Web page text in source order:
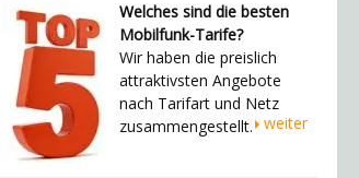
Welches sind die besten
Mobilfunk-Tarife?
Wir haben die preislich
attraktivsten Angebote
nach Tarifart und Netz
zusammengestellt. weiter